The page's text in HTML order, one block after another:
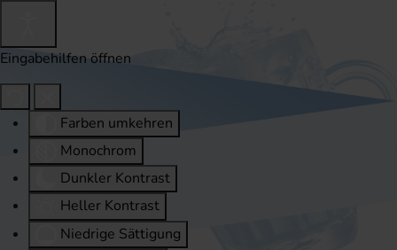
Eingabehilfen öffnen
Farben umkehren
Monochrom
Dunkler Kontrast
Heller Kontrast
Niedrige Sättigung